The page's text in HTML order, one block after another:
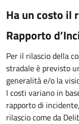
Ha un costo il
Rapporto
Per il rilascio della
stradale è previsto
generalità e/o la
I costi variano in
rapporto di
rilascio come da